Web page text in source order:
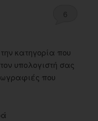
6
κατηγορία που
υπολογιστή σας
που